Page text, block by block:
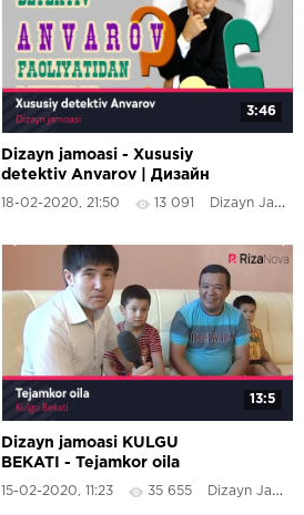
3:46
Dizayn jamoasi - Xususiy
detektiv Anvarov | Дизайн
жамоаси - Хусусий детектив
18-02-2020, 21:50 13 091 Dizayn Jamoasi
13:5
Dizayn jamoasi KULGU
BEKATI - Tejamkor oila
15-02-2020, 11:23 35 655 Dizayn Jamoasi